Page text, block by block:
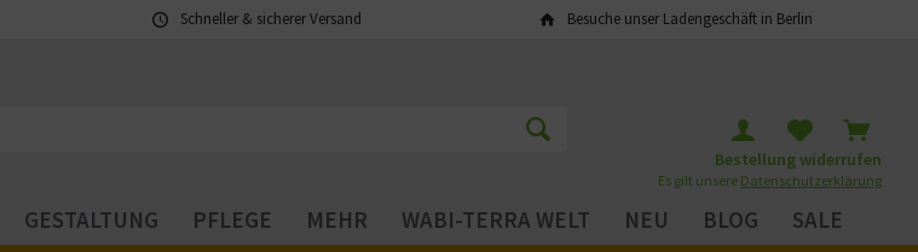
Schneller & sicherer Versand Besuche unser Ladengeschäft in Berlin
Bestellung widerrufen
Es gilt unsere Datenschutzerklärung
GESTALTUNG PFLEGE MEHR WABI-TERRA WELT NEU BLOG SALE